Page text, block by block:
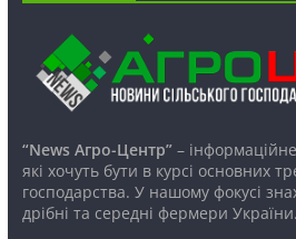
“News Агро-Центр”–
які хочуть бути в курсі основних
господарства. У нашому фокусі
дрібні та середні фермери України.